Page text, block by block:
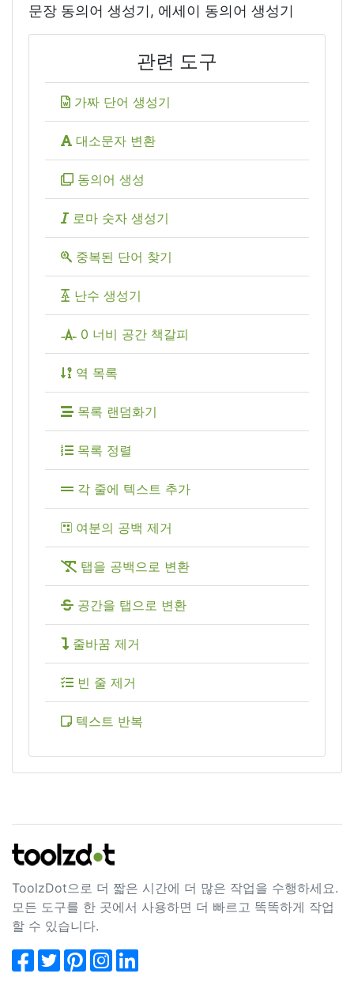
문장 동의어 생성기, 에세이 동의어 생성기
관련 도구
가짜 단어 생성기
대소문자 변환
동의어 생성
로마 숫자 생성기
중복된 단어 찾기
난수 생성기
0 너비 공간 책갈피
역 목록
목록 랜덤화기
목록 정렬
각 줄에 텍스트 추가
여분의 공백 제거
탭을 공백으로 변환
공간을 탭으로 변환
줄바꿈 제거
빈 줄 제거
텍스트 반복
ToolzDot으로 더 짧은 시간에 더 많은 작업을 수행하세요.
모든 도구를 한 곳에서 사용하면 더 빠르고 똑똑하게 작업
할 수 있습니다.